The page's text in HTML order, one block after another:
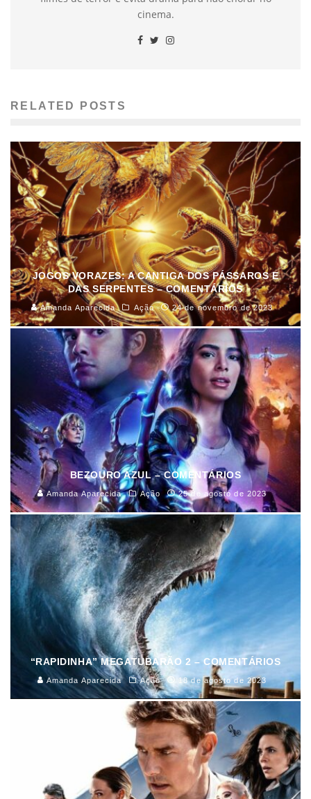
cinema.
RELATED POSTS
JOGOS VORAZES: A CANTIGA DOS PÁSSAROS E
DAS SERPENTES – COMENTÁRIOS
Amanda Aparecida Ação 24 de novembro de 2023
BEZOURO AZUL – COMENTÁRIOS
Amanda Aparecida Ação 25 de agosto de 2023
“RAPIDINHA” MEGATUBARÃO 2 – COMENTÁRIOS
Amanda Aparecida Ação 18 de agosto de 2023